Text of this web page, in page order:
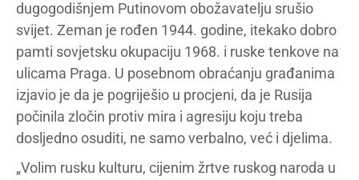
dugogodišnjem Putinovom obožavatelju srušio
svijet. Zeman je rođen 1944. godine, itekako dobro
pamti sovjetsku okupaciju 1968. i ruske tenkove na
ulicama Praga. U posebnom obraćanju građanima
izjavio je da je pogriješio u procjeni, da je Rusija
počinila zločin protiv mira i agresiju koju treba
dosljedno osuditi, ne samo verbalno, već i djelima.
„Volim rusku kulturu, cijenim žrtve ruskog naroda u